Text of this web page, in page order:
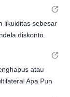
likuiditas sebesar
diskonto.
atau
Apa Pun